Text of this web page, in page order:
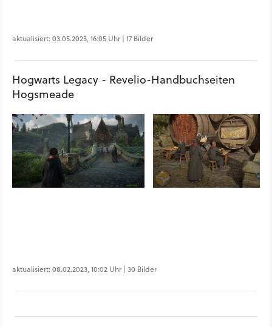
aktualisiert: 03.05.2023, 16:05 Uhr | 17 Bilder
Hogwarts Legacy - Revelio-Handbuchseiten
Hogsmeade
aktualisiert: 08.02.2023, 10:02 Uhr | 30 Bilder